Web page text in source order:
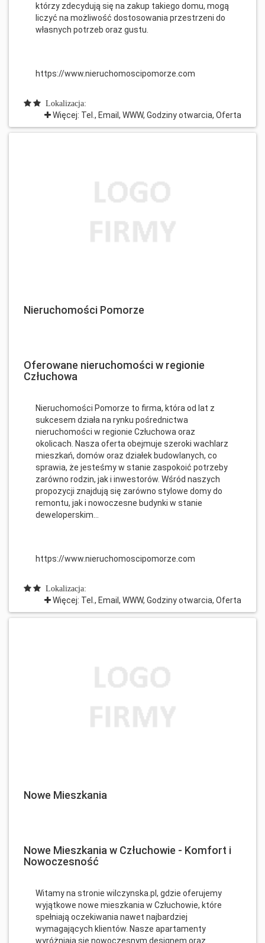
którzy zdecydują się na zakup takiego domu, mogą
liczyć na możliwość dostosowania przestrzeni do
własnych potrzeb oraz gustu.
https://www.nieruchomoscipomorze.com
Lokalizacja:
Więcej: Tel., Email, WWW, Godziny otwarcia, Oferta
Nieruchomości Pomorze
Oferowane nieruchomości w regionie
Człuchowa
Nieruchomości Pomorze to firma, która od lat z
sukcesem działa na rynku pośrednictwa
nieruchomości w regionie Człuchowa oraz
okolicach. Nasza oferta obejmuje szeroki wachlarz
mieszkań, domów oraz działek budowlanych, co
sprawia, że jesteśmy w stanie zaspokoić potrzeby
zarówno rodzin, jak i inwestorów. Wśród naszych
propozycji znajdują się zarówno stylowe domy do
remontu, jak i nowoczesne budynki w stanie
deweloperskim...
https://www.nieruchomoscipomorze.com
Lokalizacja:
Więcej: Tel., Email, WWW, Godziny otwarcia, Oferta
Nowe Mieszkania
Nowe Mieszkania w Człuchowie - Komfort i
Nowoczesność
Witamy na stronie wilczynska.pl, gdzie oferujemy
wyjątkowe nowe mieszkania w Człuchowie, które
spełniają oczekiwania nawet najbardziej
wymagających klientów. Nasze apartamenty
wyróżniają się nowoczesnym designem oraz